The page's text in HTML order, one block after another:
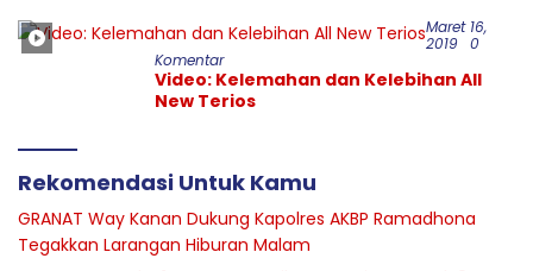
Maret 16,
2019
0
Komentar
Video: Kelemahan dan Kelebihan All
New Terios
Rekomendasi Untuk Kamu
GRANAT Way Kanan Dukung Kapolres AKBP Ramadhona
Tegakkan Larangan Hiburan Malam